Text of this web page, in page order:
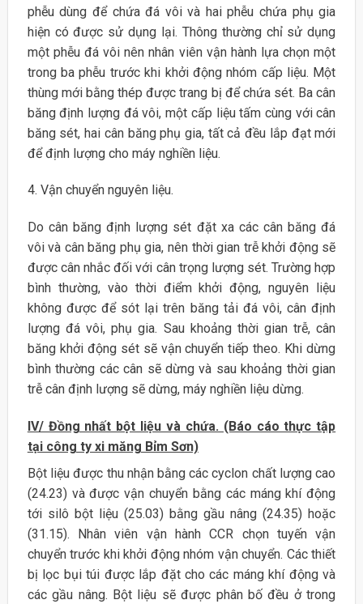
phễu dùng để chứa đá vôi và hai phễu chứa phụ gia
hiện có được sử dụng lại. Thông thường chỉ sử dụng
một phễu đá vôi nên nhân viên vận hành lựa chọn một
trong ba phễu trước khi khởi động nhóm cấp liệu. Một
thùng mới bằng thép được trang bị để chứa sét. Ba cân
băng định lượng đá vôi, một cấp liệu tấm cùng với cân
băng sét, hai cân băng phụ gia, tất cả đều lắp đạt mới
để định lượng cho máy nghiền liệu.
4. Vận chuyển nguyên liệu.
Do cân băng định lượng sét đặt xa các cân băng đá
vôi và cân băng phụ gia, nên thời gian trễ khởi động sẽ
được cân nhắc đối với cân trọng lượng sét. Trường hợp
bình thường, vào thời điểm khởi động, nguyên liệu
không được để sót lại trên băng tải đá vôi, cân định
lượng đá vôi, phụ gia. Sau khoảng thời gian trễ, cân
băng khởi động sét sẽ vận chuyển tiếp theo. Khi dừng
bình thường các cân sẽ dừng và sau khoảng thời gian
trễ cân định lượng sẽ dừng, máy nghiền liệu dừng.
IV/ Đồng nhất bột liệu và chứa. (Báo cáo thực tập
tại công ty xi măng Bỉm Sơn)
Bột liệu được thu nhận bằng các cyclon chất lượng cao
(24.23) và được vận chuyển bằng các máng khí động
tới silô bột liệu (25.03) bằng gầu nâng (24.35) hoặc
(31.15). Nhân viên vận hành CCR chọn tuyến vận
chuyển trước khi khởi động nhóm vận chuyển. Các thiết
bị lọc bụi túi được lắp đặt cho các máng khí động và
các gầu nâng. Bột liệu sẽ được phân bố đều ở trong